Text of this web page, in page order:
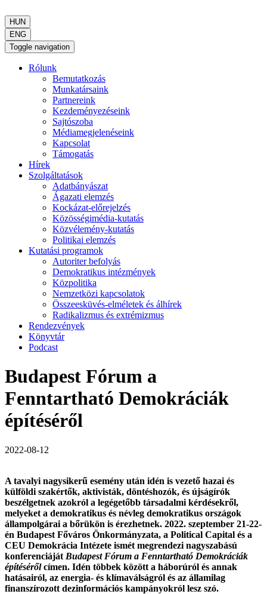
HUN
ENG
Toggle navigation
Rólunk
Bemutatkozás
Munkatársaink
Partnereink
Kezdeményezéseink
Sajtószoba
Médiamegjelenéseink
Kapcsolat
Támogatás
Hírek
Szolgáltatások
Adatbányászat
Ágazati elemzés
Kockázat-előrejelzés
Közösségimédia-kutatás
Közvélemény-kutatás
Politikai elemzés
Kutatási programok
Autoriter befolyás
Demokratikus intézmények
Közpolitika
Nemzetközi kapcsolatok
Összeesküvés-elméletek és álhírek
Radikalizmus és extrémizmus
Rendezvények
Könyvtár
Podcast
Budapest Fórum a
Fenntartható Demokráciák
építéséről
2022-08-12
A tavalyi nagysikerű esemény után idén is vezető hazai és
külföldi szakértők, aktivisták, döntéshozók, és újságírók
beszélgetnek azokról a legégetőbb társadalmi kérdésekről,
melyeket a demokratikus és névleg demokratikus országok
állampolgárai a bőrükön is érezhetnek. 2022. szeptember 21-22-
én Budapest Főváros Önkormányzata, a Political Capital és a
CEU Demokrácia Intézete ismét megrendezi nagyszabású
konferenciáját Budapest Fórum a Fenntartható Demokráciák
építésérőlcímen. Idén többek között a háborúról és annak
hatásairól, az energia- és klímaválságról és az államilag
finanszírozott dezinformációs kampányokról lesz szó.